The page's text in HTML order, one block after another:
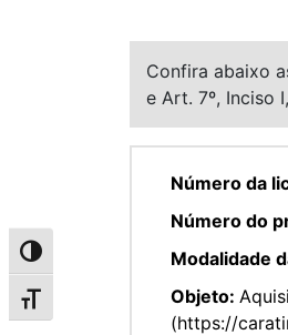
Alternar alto contraste
Alternar tamanho da fonte
Confira abaixo
e Art. 7º, Inciso
Número da
Número do
Modalidade
Objeto:
(https://